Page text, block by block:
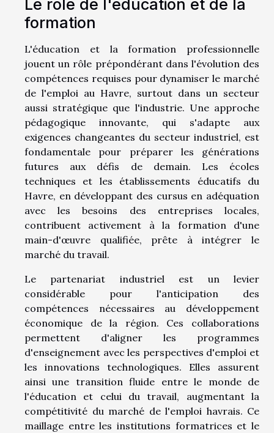
Le rôle de l'éducation et de la
formation
L'éducation et la formation professionnelle
jouent un rôle prépondérant dans l'évolution des
compétences requises pour dynamiser le marché
de l'emploi au Havre, surtout dans un secteur
aussi stratégique que l'industrie. Une approche
pédagogique innovante, qui s'adapte aux
exigences changeantes du secteur industriel, est
fondamentale pour préparer les générations
futures aux défis de demain. Les écoles
techniques et les établissements éducatifs du
Havre, en développant des cursus en adéquation
avec les besoins des entreprises locales,
contribuent activement à la formation d'une
main-d'œuvre qualifiée, prête à intégrer le
marché du travail.
Le partenariat industriel est un levier
considérable pour l'anticipation des
compétences nécessaires au développement
économique de la région. Ces collaborations
permettent d'aligner les programmes
d'enseignement avec les perspectives d'emploi et
les innovations technologiques. Elles assurent
ainsi une transition fluide entre le monde de
l'éducation et celui du travail, augmentant la
compétitivité du marché de l'emploi havrais. Ce
maillage entre les institutions formatrices et le